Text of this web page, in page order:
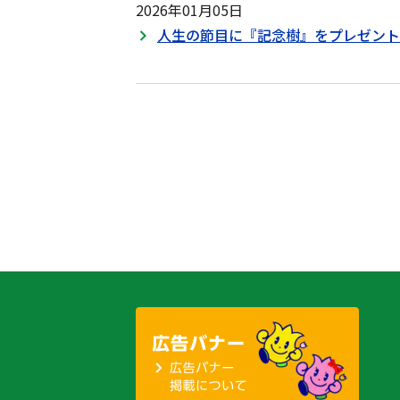
2026年01月05日
人生の節目に『記念樹』をプレゼ